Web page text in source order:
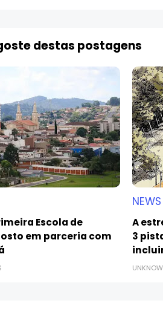
destas postagens
Escola de
em parceria com
NEWS
A
3